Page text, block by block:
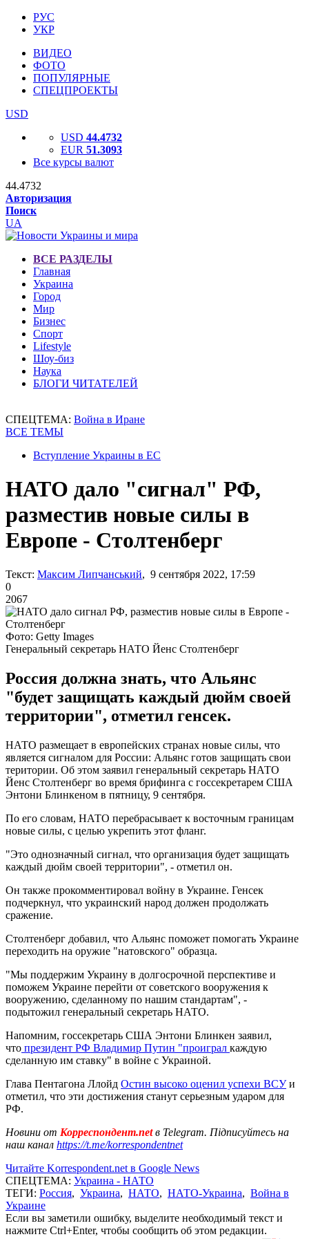
РУС
УКР
ВИДЕО
ФОТО
ПОПУЛЯРНЫЕ
СПЕЦПРОЕКТЫ
USD
USD 44.4732
EUR 51.3093
Все курсы валют
44.4732
Авторизация
Поиск
UA
ВСЕ РАЗДЕЛЫ
Главная
Украина
Город
Мир
Бизнес
Спорт
Lifestyle
Шоу-биз
Наука
БЛОГИ ЧИТАТЕЛЕЙ
СПЕЦТЕМА: Война в Иране
ВСЕ ТЕМЫ
Вступление Украины в ЕС
НАТО дало "сигнал" РФ,
разместив новые силы в
Европе - Столтенберг
Текст: Максим Липчанський, 9 сентября 2022, 17:59
0
2067
Фото: Getty Images
Генеральный секретарь НАТО Йенс Столтенберг
Россия должна знать, что Альянс
"будет защищать каждый дюйм своей
территории", отметил генсек.
НАТО размещает в европейских странах новые силы, что
является сигналом для России: Альянс готов защищать свои
територии. Об этом заявил генеральный секретарь НАТО
Йенс Столтенберг во время брифинга с госсекретарем США
Энтони Блинкеном в пятницу, 9 сентября.
По его словам, НАТО перебрасывает к восточным границам
новые силы, с целью укрепить этот фланг.
"Это однозначный сигнал, что организация будет защищать
каждый дюйм своей территории", - отметил он.
Он также прокомментировал войну в Украине. Генсек
подчеркнул, что украинский народ должен продолжать
сражение.
Столтенберг добавил, что Альянс поможет помогать Украине
переходить на оружие "натовского" образца.
"Мы поддержим Украину в долгосрочной перспективе и
поможем Украине перейти от советского вооружения к
вооружению, сделанному по нашим стандартам", -
подытожил генеральный секретарь НАТО.
Напомним, госсекретарь США Энтони Блинкен заявил,
что президент РФ Владимир Путин "проиграл каждую
сделанную им ставку" в войне с Украиной.
Глава Пентагона Ллойд Остин высоко оценил успехи ВСУи
отметил, что эти достижения станут серьезным ударом для
РФ.
Новини от Корреспондент.netв Telegram. Підписуйтесь на
наш канал https://t.me/korrespondentnet
Читайте Korrespondent.net в Google News
СПЕЦТЕМА: Украина - НАТО
ТЕГИ: Россия, Украина, НАТО, НАТО-Украина, Война в
Украине
Если вы заметили ошибку, выделите необходимый текст и
нажмите Ctrl+Enter, чтобы сообщить об этом редакции.